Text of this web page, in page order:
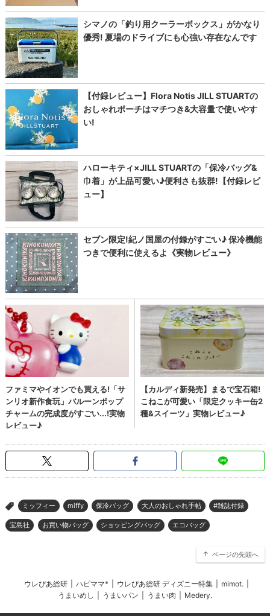
> ミッフィー miffy 保冷バッグ 大人のおしゃれ手帖 #雑誌付録
宝島社 お買い物バッグ ショッピングバッグ エコバッグ
ページの先頭へ
ウレぴあ総研 ハピママ* ウレぴあ総研 ディズニー特集 mimot.
うまいめし
うまいパン うまい肉 Medery.